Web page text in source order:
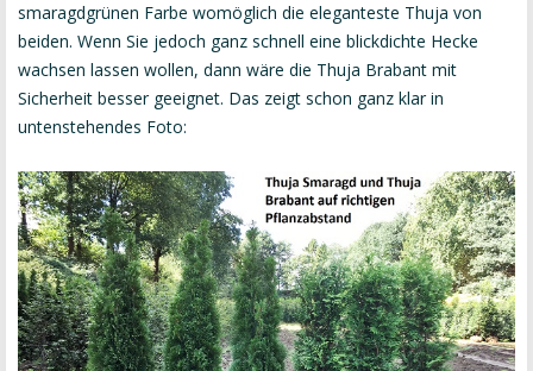
smaragdgrünen Farbe womöglich die eleganteste Thuja von
beiden. Wenn Sie jedoch ganz schnell eine blickdichte Hecke
wachsen lassen wollen, dann wäre die Thuja Brabant mit
Sicherheit besser geeignet. Das zeigt schon ganz klar in
untenstehendes Foto: